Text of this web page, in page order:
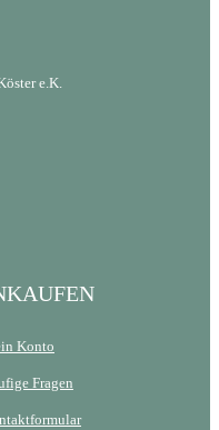
e.K.
Konto
Fragen